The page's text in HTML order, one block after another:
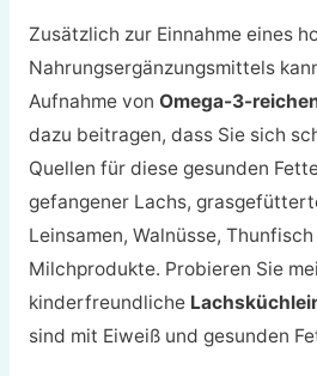
Zusätzlich zur Einnahme eines
Nahrungsergänzungsmittels
Aufnahme von Omega-3-
dazu beitragen, dass Sie sich
Quellen für diese gesunden
gefangener Lachs,
Leinsamen, Walnüsse,
Milchprodukte. Probieren Sie
kinderfreundliche
sind mit Eiweiß und gesunden